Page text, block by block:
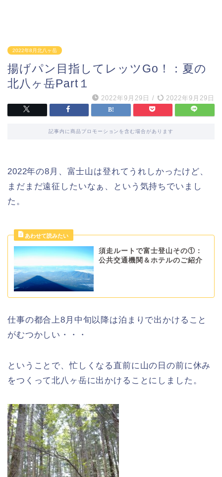
2022年8月北八ヶ岳
揚げパン目指してレッツGo！：夏の
北八ヶ岳Part１
2022年9月29日 / 2022年9月29日
記事内に商品プロモーションを含む場合があります
2022年の8月、富士山は登れてうれしかったけど、
まだまだ遠征したいなぁ、という気持ちでいまし
た。
須走ルートで富士登山その①：
公共交通機関＆ホテルのご紹介
仕事の都合上8月中旬以降は泊まりで出かけること
がむつかしい・・・
ということで、忙しくなる直前に山の日の前に休み
をつくって北八ヶ岳に出かけることにしました。